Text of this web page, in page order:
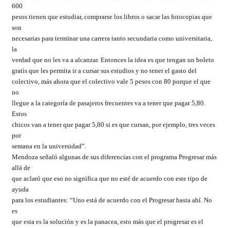
600
pesos tienen que estudiar, comprarse los libros o sacar las fotocopias que
son
necesarias para terminar una carrera tanto secundaria como universitaria,
la
verdad que no les va a alcanzar. Entonces la idea es que tengan un boleto
gratis que les permita ir a cursar sus estudios y no tener el gasto del
colectivo, más ahora que el colectivo vale 5 pesos con 80 porque el que
no
llegue a la categoría de pasajeros frecuentes va a tener que pagar 5,80.
Estos
chicos van a tener que pagar 5,80 si es que cursan, por ejemplo, tres veces
por
semana en la universidad”.
Mendoza señaló algunas de sus diferencias con el programa Progresar más
allá de
que aclaró que eso no significa que no esté de acuerdo con este tipo de
ayuda
para los estudiantes: “Uno está de acuerdo con el Progresar hasta ahí. No
es
que esta es la solución y es la panacea, esto más que el progresar es el